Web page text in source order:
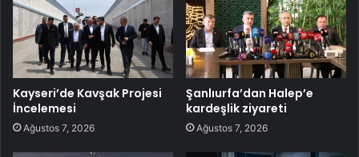
Kayseri’de Kavşak Projesi
İncelemesi
Ağustos 7, 2026
Şanlıurfa’dan Halep’e
kardeşlik ziyareti
Ağustos 7, 2026